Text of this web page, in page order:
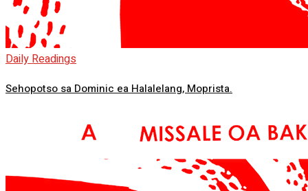
Daily Readings
Sehopotso sa Dominic ea Halalelang, Moprista.